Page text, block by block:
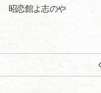
昭恋館よ志のや